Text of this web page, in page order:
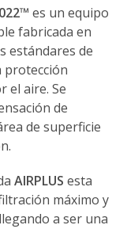
es un equipo
fabricada en
estándares de
protección
el aire. Se
de
de superficie
AIRPLUS esta
máximo y
a ser una